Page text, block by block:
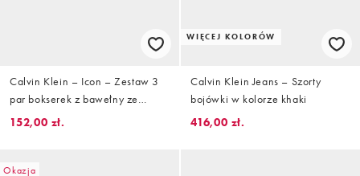
Calvin Klein – Icon – Zestaw 3
par bokserek z bawełny ze
stretchem w kolorach czarnym,
152,00 zł.
WIĘCEJ KOLORÓW
Calvin Klein Jeans – Szorty
bojówki w kolorze khaki
416,00 zł.
Okazja